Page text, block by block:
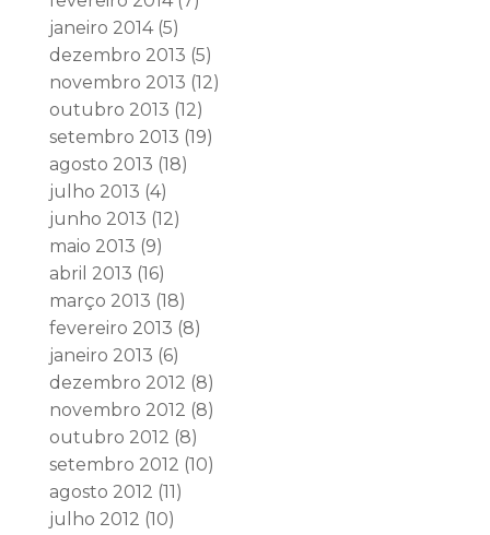
janeiro 2014(5)
dezembro 2013 (5)
novembro 2013 (12)
outubro 2013 (12)
setembro 2013 (19)
agosto 2013 (18)
julho 2013 (4)
junho 2013 (12)
maio 2013 (9)
abril 2013 (16)
março 2013 (18)
fevereiro 2013 (8)
janeiro 2013 (6)
dezembro 2012 (8)
novembro 2012 (8)
outubro 2012 (8)
setembro 2012 (10)
agosto 2012 (11)
julho 2012 (10)